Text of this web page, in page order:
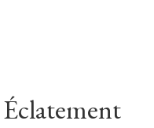
Éclatement